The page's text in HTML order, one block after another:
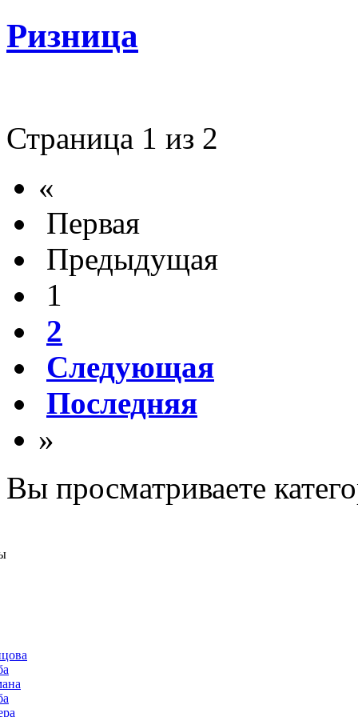
Ризница
Страница 1 из 2
«
Первая
Предыдущая
1
2
Следующая
Последняя
»
Вы просматриваете